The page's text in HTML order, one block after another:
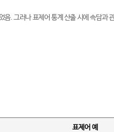
. 그러나 표제어 통계 산출 시에 속담과
표제어 예